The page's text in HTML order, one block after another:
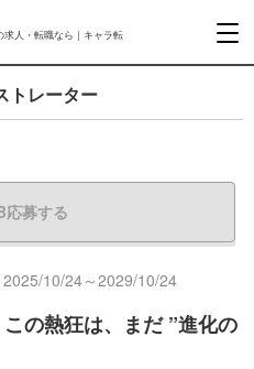
求人・転職なら｜キャラ転
トレーター
応募する
10/24～2029/10/24
の熱狂は、まだ ”進化の